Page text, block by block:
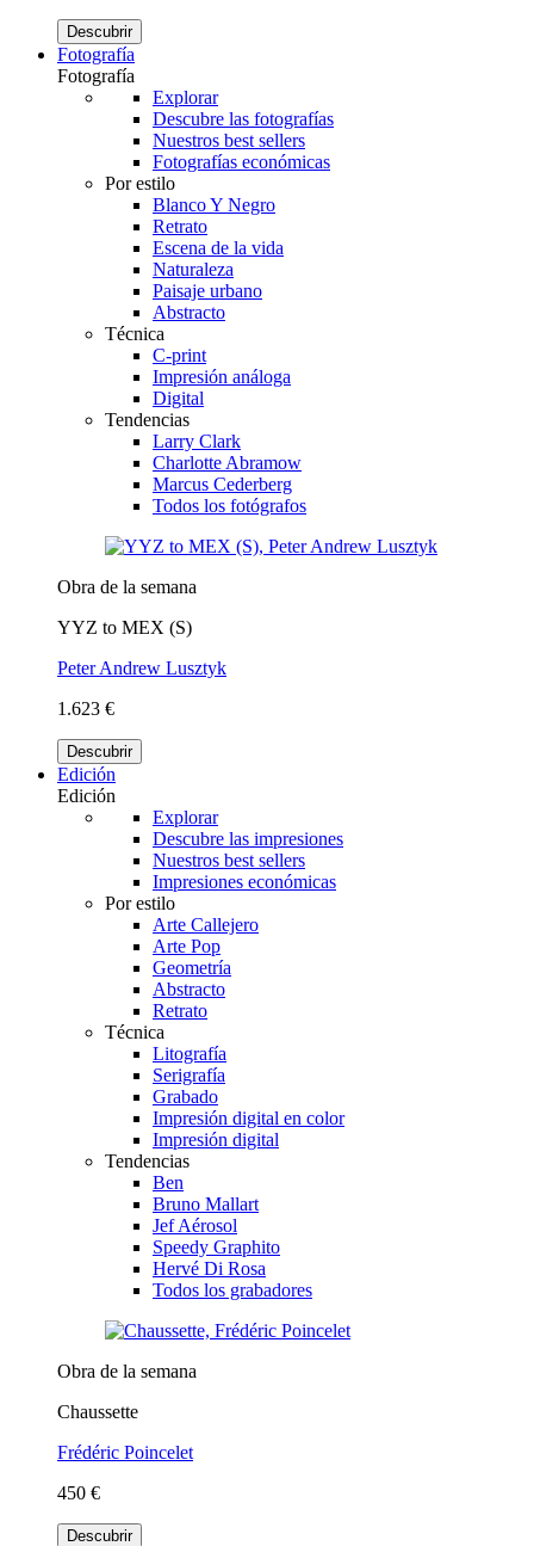
Descubrir
Fotografía
Fotografía
Explorar
Descubre las fotografías
Nuestros best sellers
Fotografías económicas
Por estilo
Blanco Y Negro
Retrato
Escena de la vida
Naturaleza
Paisaje urbano
Abstracto
Técnica
C-print
Impresión análoga
Digital
Tendencias
Larry Clark
Charlotte Abramow
Marcus Cederberg
Todos los fotógrafos
Obra de la semana
YYZ to MEX (S)
Peter Andrew Lusztyk
1.623 €
Descubrir
Edición
Edición
Explorar
Descubre las impresiones
Nuestros best sellers
Impresiones económicas
Por estilo
Arte Callejero
Arte Pop
Geometría
Abstracto
Retrato
Técnica
Litografía
Serigrafía
Grabado
Impresión digital en color
Impresión digital
Tendencias
Ben
Bruno Mallart
Jef Aérosol
Speedy Graphito
Hervé Di Rosa
Todos los grabadores
Obra de la semana
Chaussette
Frédéric Poincelet
450 €
Descubrir